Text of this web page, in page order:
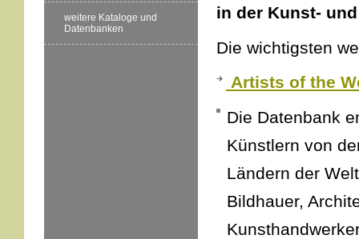
weitere Kataloge und
Datenbanken
in der Kunst-
Die wichtigsten
Artists of the
Die Datenbank
Künstlern von
Ländern der
Bildhauer,